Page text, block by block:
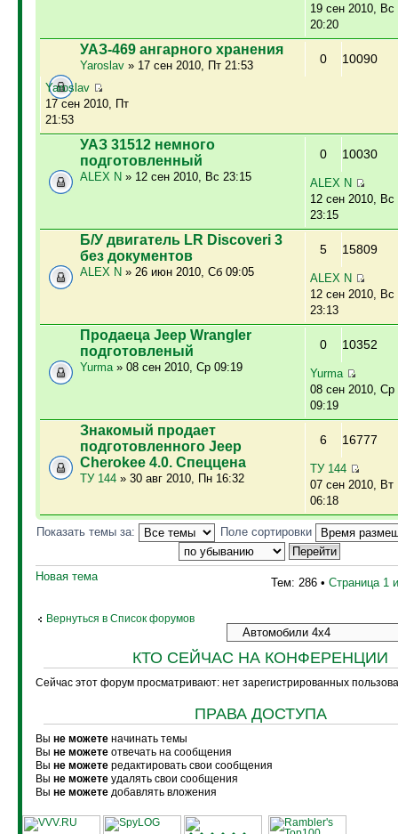
19 сен 2010, Вс
20:20
УАЗ-469 ангарного хранения
Yaroslav» 17 сен 2010, Пт 21:53 0 10090
Yaroslav
17 сен 2010, Пт
21:53
УАЗ 31512 немного
подготовленный
ALEX N » 12 сен 2010, Вс 23:15
0 10030
ALEX N
12 сен 2010, Вс
23:15
Б/У двигатель LR Discoveri 3
без документов
ALEX N » 26 июн 2010, Сб 09:05
5 15809
ALEX N
12 сен 2010, Вс
23:13
Продаеца Jeep Wrangler
подготовленый
Yurma» 08 сен 2010, Ср 09:19
0 10352
Yurma
08 сен 2010, Ср
09:19
Знакомый продает
подготовленного Jeep
Cherokee 4.0. Спеццена
ТУ 144» 30 авг 2010, Пн 16:32
6 16777
ТУ 144
07 сен 2010, Вт
06:18
Показать темы за: Поле сортировки
Новая тема Тем: 286 • Страница 1
Вернуться в Список форумов
КТО СЕЙЧАС НА КОНФЕРЕНЦИИ
Сейчас этот форум просматривают: нет зарегистрированных
ПРАВА ДОСТУПА
Вы не можетеначинать темы
Вы не можетеотвечать на сообщения
Вы не можетередактировать свои сообщения
Вы не можетеудалять свои сообщения
Вы не можетедобавлять вложения